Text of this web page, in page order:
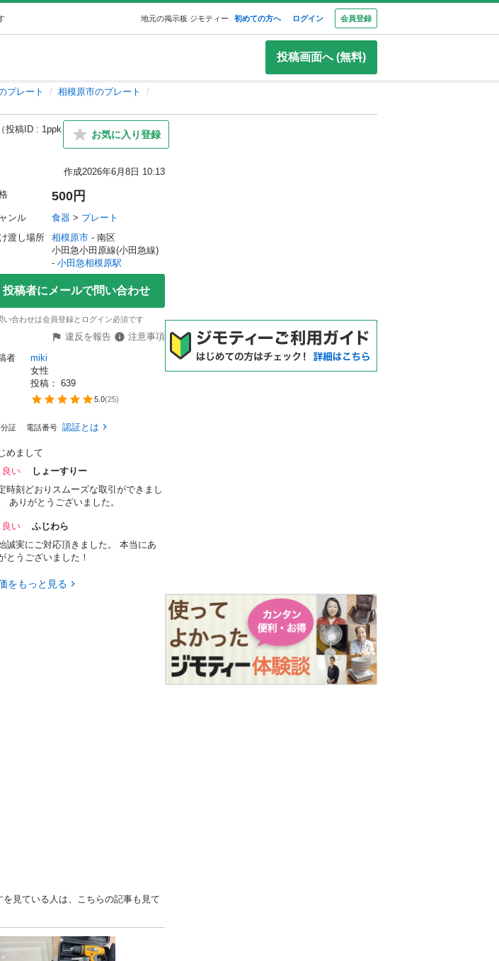
地元の掲示板 ジモティー 初めての方へ ログイン 会員登録
投稿画面へ (無料)
プレート
相模原市のプレート
（投稿ID : 1ppk
お気に入り登録
作成2026年6月8日 10:13
500円
ンル 食器 > プレート
渡し場所
相模原市 - 南区
小田急小田原線(小田急線)
- 小田急相模原駅
投稿者にメールで問い合わせ
合わせは会員登録とログイン必須です
違反を報告
注意事項
者
miki
女性
投稿： 639
5.0(25)
証 電話番号 認証とは
めまして
良い
しょーすりー
時刻どおりスムーズな取引ができまし
ありがとうございました。
良い
ふじわら
誠実にご対応頂きました。 本当にあ
とうございました！
をもっと見る
見ている人は、こちらの記事も見て